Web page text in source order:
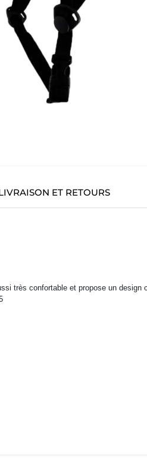
ET RETOURS
très confortable et propose un